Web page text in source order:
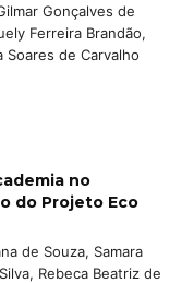
Gonçalves de
Ferreira Brandão,
Soares de Carvalho
no
do Projeto Eco
de Souza, Samara
Rebeca Beatriz de